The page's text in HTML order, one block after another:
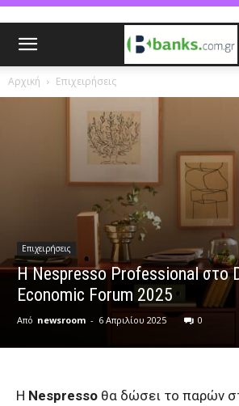
Αρχική Επιχειρήσεις
Επιχειρήσεις
Η Nespresso Professional στο
Economic Forum 2025
Από newsroom - 6 Απριλίου 2025 0
Η Nespresso θα δώσει το παρών